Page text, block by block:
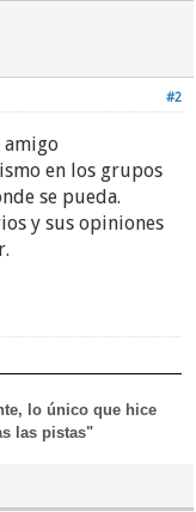
que
de Jehová
#2
amigo
en los grupos
se pueda.
y sus opiniones
lo único que hice
las pistas"